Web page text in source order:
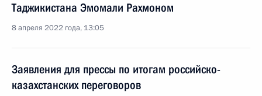
Таджикистана Эмомали Рахмоном
8 апреля 2022 года, 13:05
Заявления для прессы по итогам российско-
казахстанских переговоров